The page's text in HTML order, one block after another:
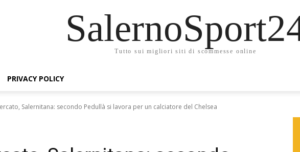
Tutto sui migliori siti di scommesse online
PRIVACY POLICY
Salernitana: secondo Pedullà si lavora per un calciatore del Chelsea